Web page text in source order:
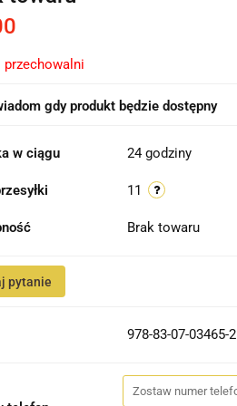
przechowalni
gdy produkt będzie dostępny
w ciągu 24 godziny
11
Brak towaru
pytanie
978-83-07-03465-2